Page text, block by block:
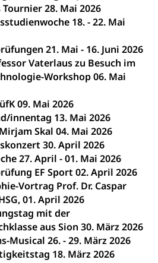
Tournier 28. Mai 2026
18. - 22. Mai
21. Mai - 16. Juni 2026
Vaterlaus zu Besuch im
Workshop 06. Mai
09. Mai 2026
innentag 13. Mai 2026
Skal 04. Mai 2026
30. April 2026
27. April - 01. Mai 2026
EF Sport 02. April 2026
Vortrag Prof. Dr. Caspar
01. April 2026
mit der
aus Sion 30. März 2026
Musical 26. - 29. März 2026
18. März 2026